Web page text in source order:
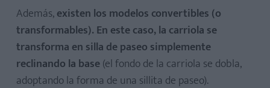
Además,existen los modelos convertibles (o
transformables). En este caso, la carriola se
transforma en silla de paseo simplemente
reclinando la base(el fondo de la carriola se dobla,
adoptando la forma de una sillita de paseo).